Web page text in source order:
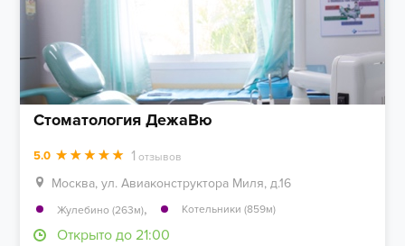
Стоматология ДежаВю
5.0 1 отзывов
Москва, ул. Авиаконструктора Миля, д.16
Жулебино (263м), Котельники (859м)
Открыто до 21:00